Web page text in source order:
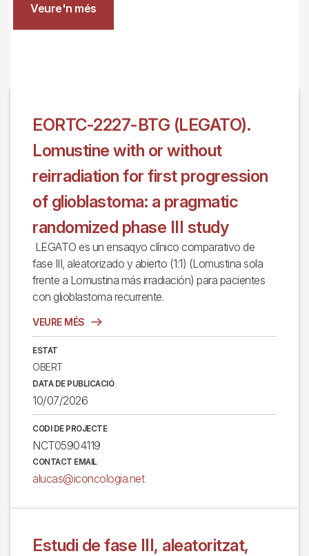
Veure'n més
EORTC-2227-BTG (LEGATO).
Lomustine with or without
reirradiation for first progression
of glioblastoma: a pragmatic
randomized phase III study
LEGATO es un ensaqyo clínico comparativo de
fase III, aleatorizado y abierto (1:1) (Lomustina sola
frente a Lomustina más irradiación) para pacientes
con glioblastoma recurrente.
VEURE MÉS
ESTAT
OBERT
DATA DE PUBLICACIÓ
10/07/2026
CODI DE PROJECTE
NCT05904119
CONTACT EMAIL
alucas@iconcologia.net
Estudi de fase III, aleatoritzat,